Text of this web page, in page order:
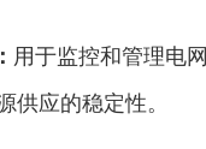
用于监控和管理电
供应的稳定性。